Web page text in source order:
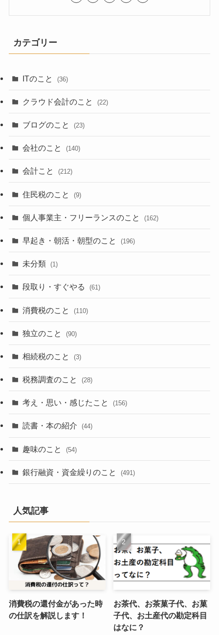
カテゴリー
ITのこと (36)
クラウド会計のこと (22)
ブログのこと (23)
会社のこと (140)
会計こと (212)
住民税のこと (9)
個人事業主・フリーランスのこと (162)
早起き・朝活・朝型のこと (196)
未分類 (1)
段取り・すぐやる (61)
消費税のこと (110)
独立のこと (90)
相続税のこと (3)
税務調査のこと (28)
考え・思い・感じたこと (156)
読書・本の紹介 (44)
趣味のこと (54)
銀行融資・資金繰りのこと (491)
人気記事
消費税の還付金があった時
の仕訳を解説します！
お茶代、お茶菓子代、お菓
子代、お土産代の勘定科目
はなに？